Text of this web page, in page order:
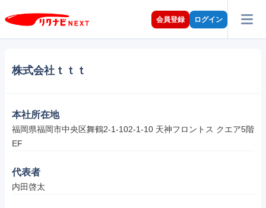
会員登録 ログイン
株式会社ｔｔｔ
本社所在地
福岡県福岡市中央区舞鶴2-1-102-1-10 天神フロントス クエア5階
EF
代表者
内田啓太